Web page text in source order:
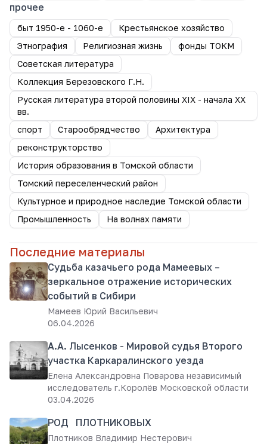
прочее
быт 1950-е - 1060-е
Крестьянское хозяйство
Этнография
Религиозная жизнь
фонды ТОКМ
Советская литература
Коллекция Березовского Г.Н.
Русская литература второй половины XIX - начала XX
вв.
спорт
Старообрядчество
Архитектура
реконструкторство
История образования в Томской области
Томский переселенческий район
Культурное и природное наследие Томской области
Промышленность
На волнах памяти
Последние материалы
Судьба казачьего рода Мамеевых –
зеркальное отражение исторических
событий в Сибири
Мамеев Юрий Васильевич
06.04.2026
А.А. Лысенков - Мировой судья Второго
участка Каркаралинского уезда
Елена Александровна Поварова независимый
исследователь г.Королёв Московской области
03.04.2026
РОД ПЛОТНИКОВЫХ
Плотников Владимир Нестерович